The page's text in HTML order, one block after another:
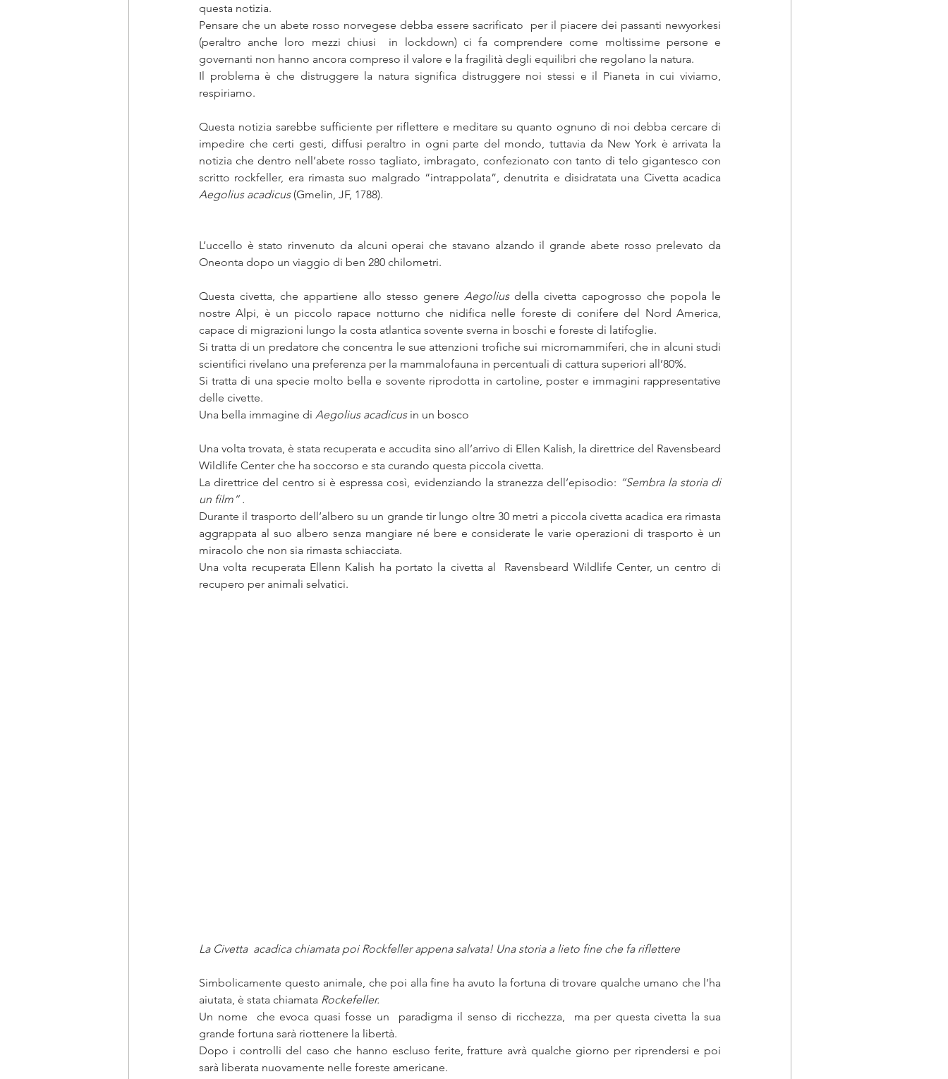
questa notizia.
Pensare che un abete rosso norvegese debba essere sacrificato  per il piacere dei passanti newyorkesi
(peraltro anche loro mezzi chiusi  in lockdown) ci fa comprendere come moltissime persone e
governanti non hanno ancora compreso il valore e la fragilità degli equilibri che regolano la natura.
Il problema è che distruggere la natura significa distruggere noi stessi e il Pianeta in cui viviamo,
respiriamo.
Questa notizia sarebbe sufficiente per riflettere e meditare su quanto ognuno di noi debba cercare di
impedire che certi gesti, diffusi peraltro in ogni parte del mondo, tuttavia da New York è arrivata la
notizia che dentro nell’abete rosso tagliato, imbragato, confezionato con tanto di telo gigantesco con
scritto rockfeller, era rimasta suo malgrado “intrappolata”, denutrita e disidratata una Civetta acadica
Aegolius acadicus (Gmelin, JF, 1788).
L’uccello è stato rinvenuto da alcuni operai che stavano alzando il grande abete rosso prelevato da
Oneonta dopo un viaggio di ben 280 chilometri.
Questa civetta, che appartiene allo stesso genere Aegolius della civetta capogrosso che popola le
nostre Alpi, è un piccolo rapace notturno che nidifica nelle foreste di conifere del Nord America,
capace di migrazioni lungo la costa atlantica sovente sverna in boschi e foreste di latifoglie.
Si tratta di un predatore che concentra le sue attenzioni trofiche sui micromammiferi, che in alcuni studi
scientifici rivelano una preferenza per la mammalofauna in percentuali di cattura superiori all’80%.
Si tratta di una specie molto bella e sovente riprodotta in cartoline, poster e immagini rappresentative
delle civette.
Una bella immagine di Aegolius acadicus in un bosco
Una volta trovata, è stata recuperata e accudita sino all’arrivo di Ellen Kalish, la direttrice del Ravensbeard
Wildlife Center che ha soccorso e sta curando questa piccola civetta.
La direttrice del centro si è espressa così, evidenziando la stranezza dell’episodio: “Sembra la storia di
un film” .
Durante il trasporto dell’albero su un grande tir lungo oltre 30 metri a piccola civetta acadica era rimasta
aggrappata al suo albero senza mangiare né bere e considerate le varie operazioni di trasporto è un
miracolo che non sia rimasta schiacciata.
Una volta recuperata Ellenn Kalish ha portato la civetta al  Ravensbeard Wildlife Center, un centro di
recupero per animali selvatici.
La Civetta  acadica chiamata poi Rockfeller appena salvata! Una storia a lieto fine che fa riflettere
Simbolicamente questo animale, che poi alla fine ha avuto la fortuna di trovare qualche umano che l’ha
aiutata, è stata chiamata Rockefeller.
Un nome  che evoca quasi fosse un  paradigma il senso di ricchezza,  ma per questa civetta la sua
grande fortuna sarà riottenere la libertà.
Dopo i controlli del caso che hanno escluso ferite, fratture avrà qualche giorno per riprendersi e poi
sarà liberata nuovamente nelle foreste americane.